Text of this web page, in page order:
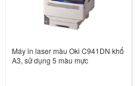
Máy in laser màu Oki C941DN khổ
A3, sử dụng 5 màu mực